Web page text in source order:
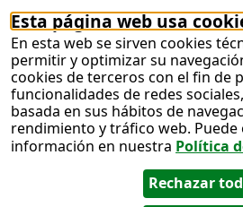
Esta página web usa
En esta web se sirven cookies
permitir y optimizar su
cookies de terceros con el fin de
funcionalidades de redes
basada en sus hábitos de
rendimiento y tráfico web. Puede
información en nuestra Política